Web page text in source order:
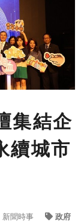
集結企
續城市
新聞時事 政府